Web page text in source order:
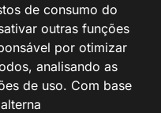
de consumo do
outras funções
por otimizar
analisando as
de uso. Com base